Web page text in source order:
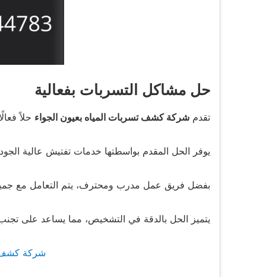
حل مشاكل التسربات بفعالية
تقدم شركة كشف تسربات المياه بعيون الجواء حلاً
يوفر الحل المقدم بواسطتها خدمات تفتيش عالية
بفضل فريق عمل مدرب ومحترف، يتم التعامل مع
يتميز الحل بالدقة في التشخيص، مما يساعد على
شركة كشف